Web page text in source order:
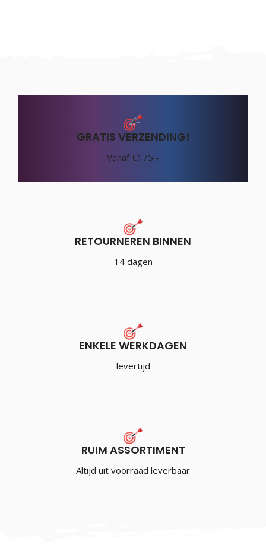
GRATIS VERZENDING!
Vanaf €175,-
RETOURNEREN BINNEN
14 dagen
ENKELE WERKDAGEN
levertijd
RUIM ASSORTIMENT
Altijd uit voorraad leverbaar